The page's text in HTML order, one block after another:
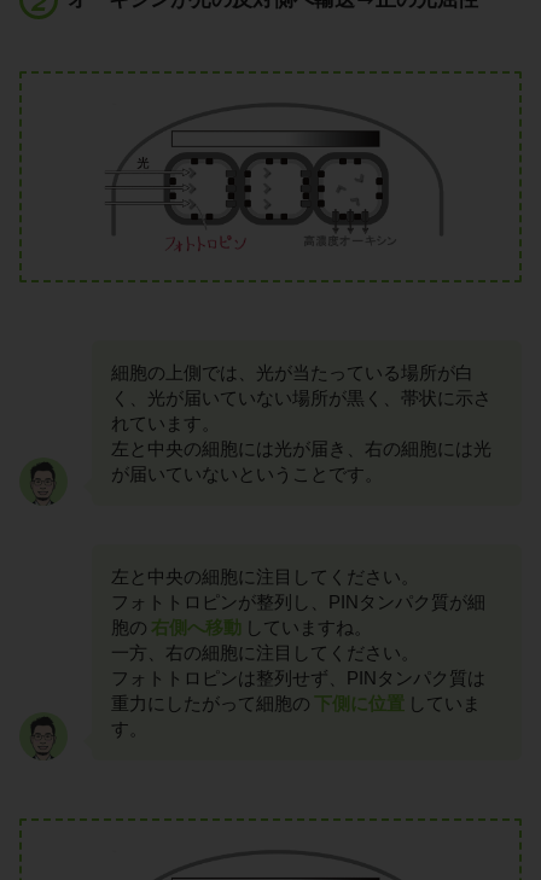
細胞の上側では、光が当たっている場所が白
く、光が届いていない場所が黒く、帯状に示さ
れています。
左と中央の細胞には光が届き、右の細胞には光
が届いていないということです。
左と中央の細胞に注目してください。
フォトトロピンが整列し、PINタンパク質が細
胞の 右側へ移動 していますね。
一方、右の細胞に注目してください。
フォトトロピンは整列せず、PINタンパク質は
重力にしたがって細胞の 下側に位置 していま
す。